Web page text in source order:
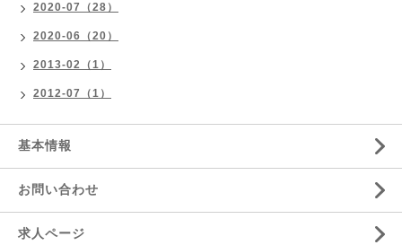
2020-07（28）
2020-06（20）
2013-02（1）
2012-07（1）
基本情報
お問い合わせ
求人ページ